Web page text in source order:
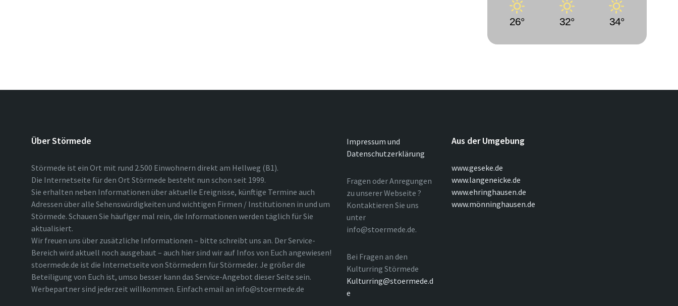
26° 32° 34°
Über Störmede
Störmede ist ein Ort mit rund 2.500 Einwohnern direkt am Hellweg (B1).
Die Internetseite für den Ort Störmede besteht nun schon seit 1999.
Sie erhalten neben Informationen über aktuelle Ereignisse, künftige Termine auch
Adressen über alle Sehenswürdigkeiten und wichtigen Firmen / Institutionen in und um
Störmede. Schauen Sie häufiger mal rein, die Informationen werden täglich für Sie
aktualisiert.
Wir freuen uns über zusätzliche Informationen – bitte schreibt uns an. Der Service-
Bereich wird aktuell noch ausgebaut – auch hier sind wir auf Infos von Euch angewiesen!
stoermede.de ist die Internetseite von Störmedern für Störmeder. Je größer die
Beteiligung von Euch ist, umso besser kann das Service-Angebot dieser Seite sein.
Werbepartner sind jederzeit willkommen. Einfach email an info@stoermede.de
Impressum und
Datenschutzerklärung
Fragen oder Anregungen
zu unserer Webseite ?
Kontaktieren Sie uns
unter
info@stoermede.de.
Bei Fragen an den
Kulturring Störmede
Kulturring@stoermede.d
e
Aus der Umgebung
www.geseke.de
www.langeneicke.de
www.ehringhausen.de
www.mönninghausen.de